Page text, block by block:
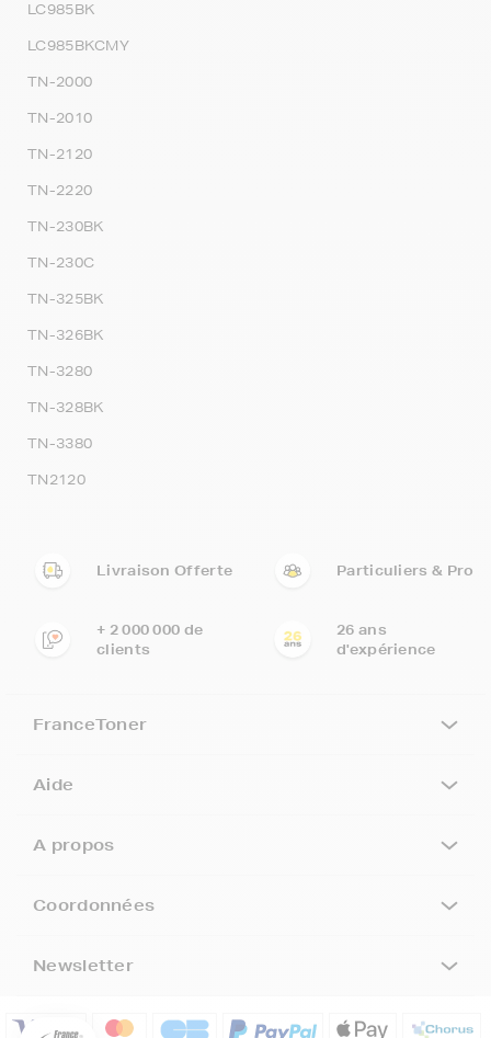
LC985BK
LC985BKCMY
TN-2000
TN-2010
TN-2120
TN-2220
TN-230BK
TN-230C
TN-325BK
TN-326BK
TN-3280
TN-328BK
TN-3380
TN2120
Livraison Offerte Particuliers & Pro
+ 2 000 000 de
clients
26 ans
d'expérience
FranceToner
Aide
A propos
Coordonnées
Newsletter
5€ offerts sur votre 1ère
bénéficiez immédiatement
d’une remise de 5€sur votre 1ère